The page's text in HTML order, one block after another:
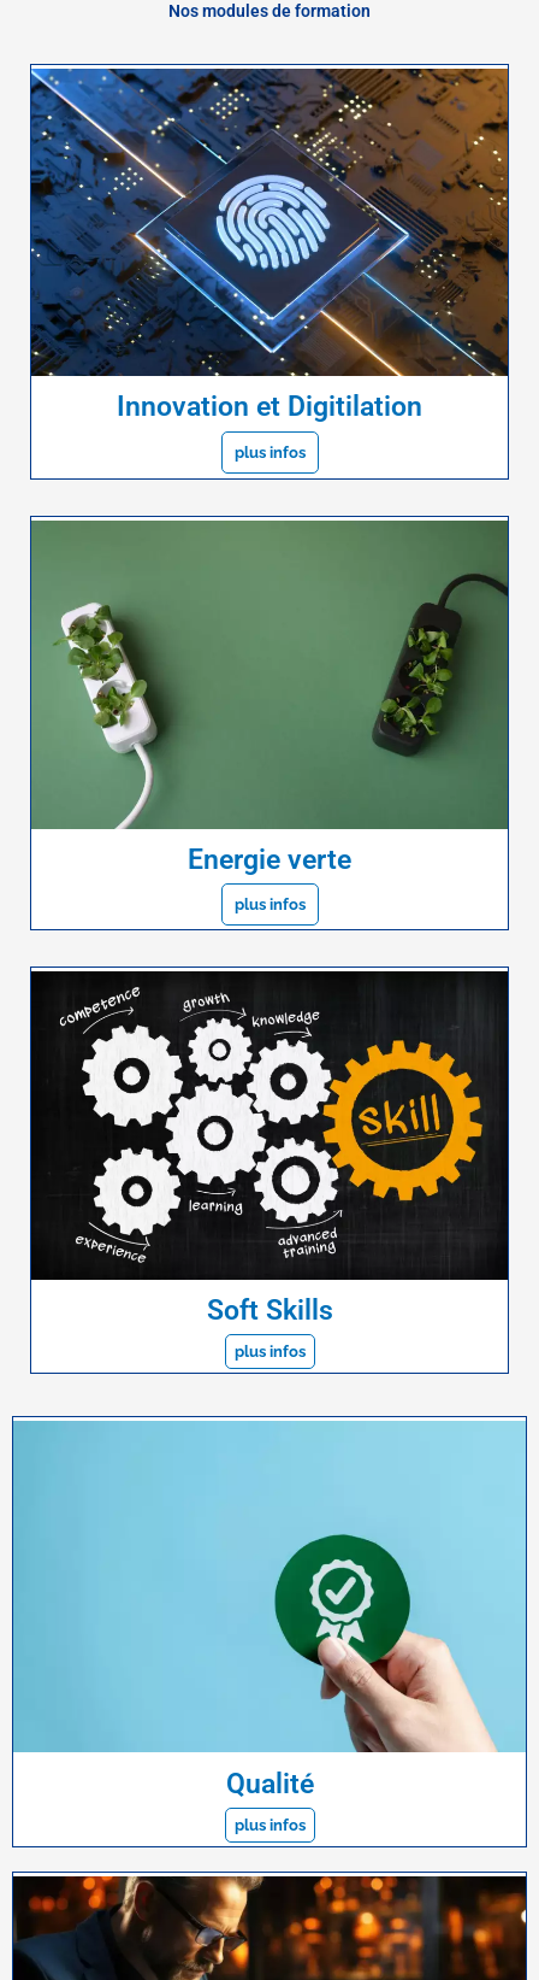
Nos modules de formation
Innovation et Digitilation
plus infos
Energie verte
plus infos
Soft Skills
plus infos
Qualité
plus infos